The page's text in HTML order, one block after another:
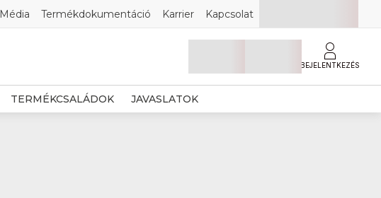
Média Termékdokumentáció Karrier Kapcsolat
BEJELENTKEZÉS
TERMÉKCSALÁDOK JAVASLATOK